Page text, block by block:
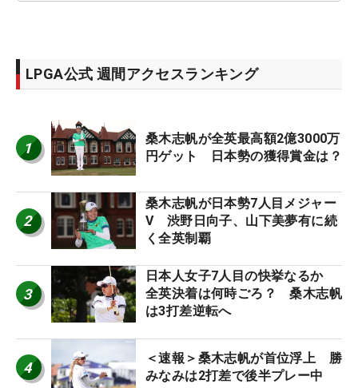
LPGA公式 週間アクセスランキング
1
桑木志帆が全英最高額2億3000万
円ゲット 日本勢の獲得賞金は？
2
桑木志帆が日本勢7人目メジャー
V 渋野日向子、山下美夢有に続
く全英制覇
3
日本人女子7人目の快挙なるか
全英決着は何時ごろ？ 桑木志帆
は3打差逆転へ
4
＜速報＞桑木志帆が首位浮上 勝
みなみは2打差で後半プレー中